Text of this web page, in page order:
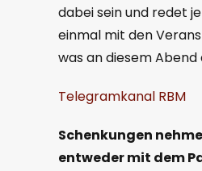
dabei sein und redet
einmal mit den
was an diesem
Telegramkanal RBM
Schenkungen
entwedermit dem